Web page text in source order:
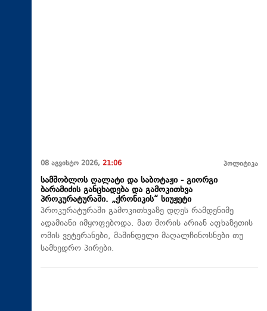
08 აგვისტო 2026, 21:06 პოლიტიკა
სამშობლოს ღალატი და საბოტაჟი - გიორგი
ბარამიძის განცხადება და გამოკითხვა
პროკურატურაში. „ქრონიკის“ სიუჟეტი
პროკურატურაში გამოკითხვაზე დღეს რამდენიმე
ადამიანი იმყოფებოდა. მათ შორის არიან აფხაზეთის
ომის ვეტერანები, მაშინდელი მაღალჩინოსნები თუ
სამხედრო პირები.